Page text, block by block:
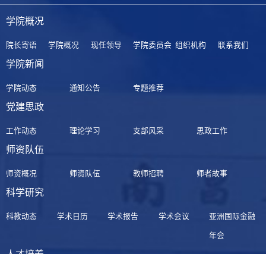
学院概况
院长寄语 学院概况 现任领导 学院委员会 组织机构 联系我们
学院新闻
学院动态 通知公告 专题推荐
党建思政
工作动态 理论学习 支部风采 思政工作
师资队伍
师资概况 师资队伍 教师招聘 师者故事
科学研究
科教动态 学术日历 学术报告 学术会议 亚洲国际金融
年会